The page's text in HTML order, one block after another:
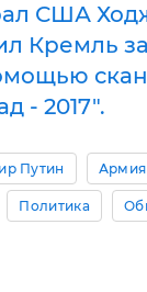
США
Кремль
- 2017".
Путин
Политика